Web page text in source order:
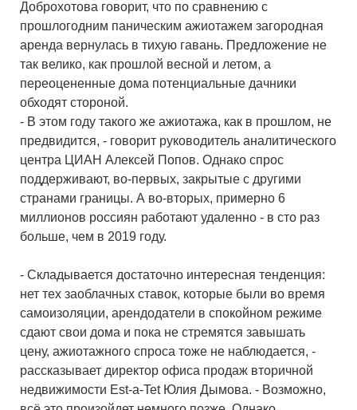
Доброхотова говорит, что по сравнению с
прошлогодним паническим ажиотажем загородная
аренда вернулась в тихую гавань. Предложение не
так велико, как прошлой весной и летом, а
переоцененные дома потенциальные дачники
обходят стороной.
- В этом году такого же ажиотажа, как в прошлом, не
предвидится, - говорит руководитель аналитического
центра ЦИАН Алексей Попов. Однако спрос
поддерживают, во-первых, закрытые с другими
странами границы. А во-вторых, примерно 6
миллионов россиян работают удаленно - в сто раз
больше, чем в 2019 году.
- Складывается достаточно интересная тенденция:
нет тех заоблачных ставок, которые были во время
самоизоляции, арендодатели в спокойном режиме
сдают свои дома и пока не стремятся завышать
цену, ажиотажного спроса тоже не наблюдается, -
рассказывает директор офиса продаж вторичной
недвижимости Est-a-Tet Юлия Дымова. - Возможно,